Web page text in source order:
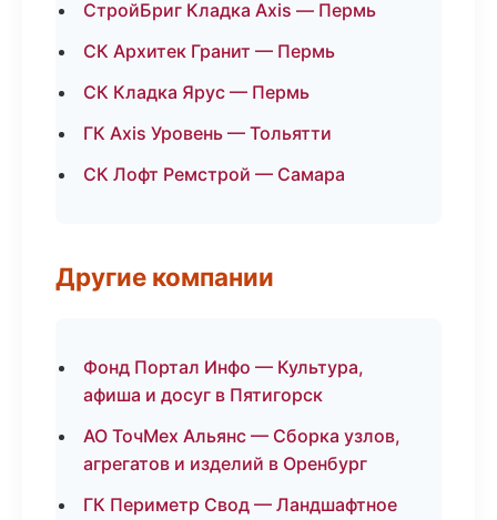
СтройБриг Кладка Axis — Пермь
СК Архитек Гранит — Пермь
СК Кладка Ярус — Пермь
ГК Axis Уровень — Тольятти
СК Лофт Ремстрой — Самара
Другие компании
Фонд Портал Инфо — Культура,
афиша и досуг в Пятигорск
АО ТочМех Альянс — Сборка узлов,
агрегатов и изделий в Оренбург
ГК Периметр Свод — Ландшафтное